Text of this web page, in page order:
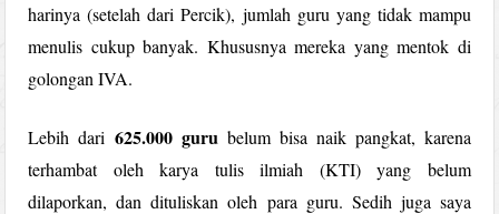
harinya (setelah dari Percik), jumlah guru yang tidak mampu
menulis cukup banyak. Khususnya mereka yang mentok di
golongan IVA.
Lebih dari 625.000 guru belum bisa naik pangkat, karena
terhambat oleh karya tulis ilmiah (KTI) yang belum
dilaporkan, dan dituliskan oleh para guru. Sedih juga saya